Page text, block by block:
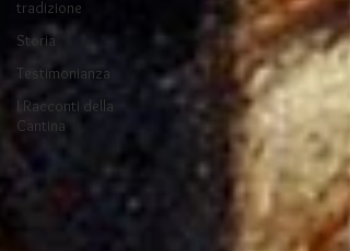
tradizione
Storia
Testimonianza
I Racconti della
Cantina